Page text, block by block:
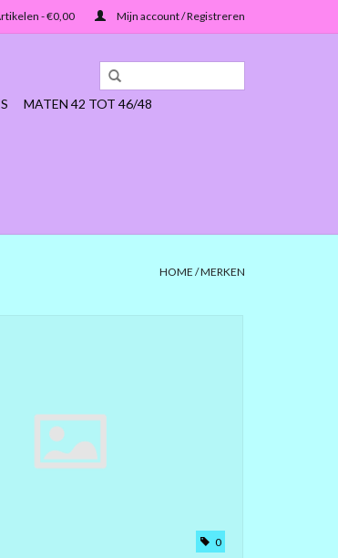
- €0,00 Mijn account / Registreren
MATEN 42 TOT 46/48
HOME /MERKEN
0